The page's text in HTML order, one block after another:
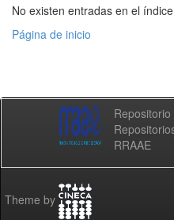
No existen entradas en el
Página de inicio
RRAAE
Theme by